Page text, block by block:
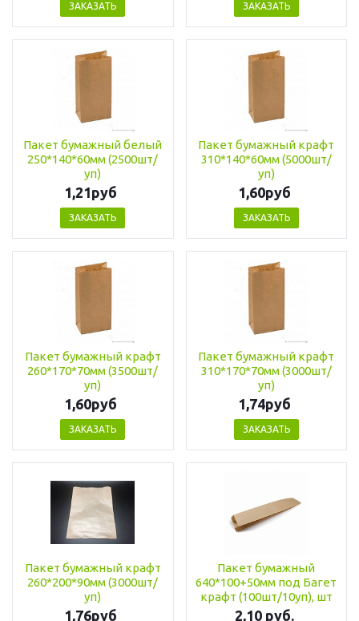
ЗАКАЗАТЬ ЗАКАЗАТЬ
Пакет бумажный белый
250*140*60мм (2500шт/
уп)
1,21руб
ЗАКАЗАТЬ
Пакет бумажный крафт
310*140*60мм (5000шт/
уп)
1,60руб
ЗАКАЗАТЬ
Пакет бумажный крафт
260*170*70мм (3500шт/
уп)
1,60руб
ЗАКАЗАТЬ
Пакет бумажный крафт
310*170*70мм (3000шт/
уп)
1,74руб
ЗАКАЗАТЬ
Пакет бумажный крафт
260*200*90мм (3000шт/
уп)
1,76руб
Пакет бумажный
640*100+50мм под Багет
крафт (100шт/10уп), шт
2,10 руб.